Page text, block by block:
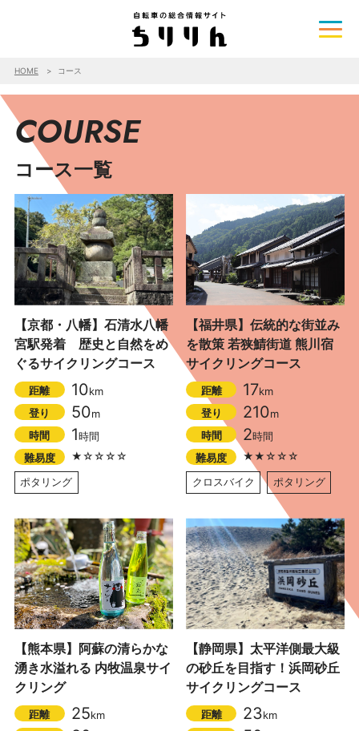
HOME コース
COURSE
コース一覧
【京都・八幡】石清水八幡
宮駅発着 歴史と自然をめ
ぐるサイクリングコース
距離 10km
登り
50m
時間
1時間
難易度
★☆☆☆☆
ポタリング
【福井県】伝統的な街並み
を散策 若狭鯖街道 熊川宿
サイクリングコース
距離 17km
登り
210m
時間
2時間
難易度
★★☆☆☆
クロスバイク
ポタリング
【熊本県】阿蘇の清らかな
湧き水溢れる 内牧温泉サイ
クリング
距離 25km
【静岡県】太平洋側最大級
の砂丘を目指す！浜岡砂丘
サイクリングコース
距離 23km